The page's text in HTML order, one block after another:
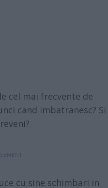
cel mai frecvente de
cand imbatranesc? Si
cu sine schimbari in